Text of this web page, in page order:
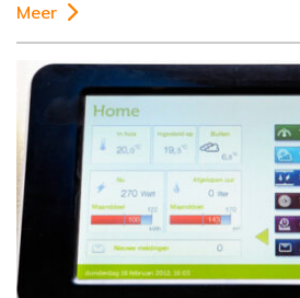
Meer
Column
Rogier de Haan